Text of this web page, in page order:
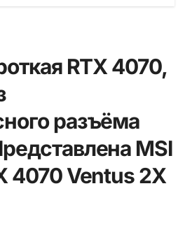
RTX 4070,
разъёма
MSI
4070 Ventus 2X